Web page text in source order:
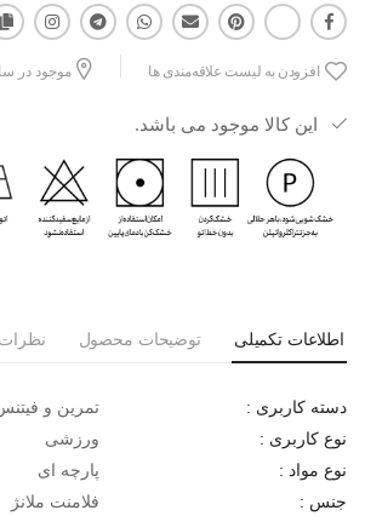
ویژگی: انعطاف‌پذیری بالا (Flex)
مزایا: سبک، راحت، قابلیت تنفس، آزادی حرکت،
کاربرد: باشگاه، تمرینات فیتنس، دویدن،
افزودن به لیست علاقه‌مندی ها موجود در
این کالا موجود می باشد.
اطلاعات تکمیلی توضیحات محصول
دسته کاربری : تمرین و
نوع کاربری : ورزشی
نوع مواد : پارچه ای
جنس : فلامنت ملانژ